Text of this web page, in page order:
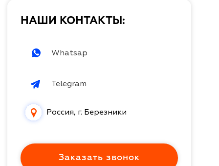
НАШИ КОНТАКТЫ:
Whatsap
Telegram
Россия, г. Березники
Заказать звонок